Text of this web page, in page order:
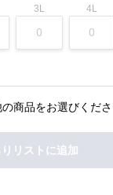
3L 4L
商品をお選びくださ
りリストに追加